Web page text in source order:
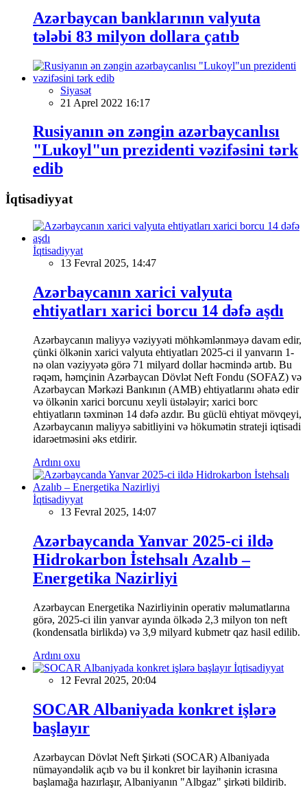
Azərbaycan banklarının valyuta
tələbi 83 milyon dollara çatıb
Siyasət
21 Aprel 2022 16:17
Rusiyanın ən zəngin azərbaycanlısı
"Lukoyl"un prezidenti vəzifəsini tərk
edib
İqtisadiyyat
İqtisadiyyat
13 Fevral 2025, 14:47
Azərbaycanın xarici valyuta
ehtiyatları xarici borcu 14 dəfə aşdı
Azərbaycanın maliyyə vəziyyəti möhkəmlənməyə davam edir,
çünki ölkənin xarici valyuta ehtiyatları 2025-ci il yanvarın 1-
nə olan vəziyyətə görə 71 milyard dollar həcmində artıb. Bu
rəqəm, həmçinin Azərbaycan Dövlət Neft Fondu (SOFAZ) və
Azərbaycan Mərkəzi Bankının (AMB) ehtiyatlarını əhatə edir
və ölkənin xarici borcunu xeyli üstələyir; xarici borc
ehtiyatların təxminən 14 dəfə azdır. Bu güclü ehtiyat mövqeyi,
Azərbaycanın maliyyə sabitliyini və hökumətin strateji iqtisadi
idarəetməsini əks etdirir.
Ardını oxu
İqtisadiyyat
13 Fevral 2025, 14:07
Azərbaycanda Yanvar 2025-ci ildə
Hidrokarbon İstehsalı Azalıb –
Energetika Nazirliyi
Azərbaycan Energetika Nazirliyinin operativ məlumatlarına
görə, 2025-ci ilin yanvar ayında ölkədə 2,3 milyon ton neft
(kondensatla birlikdə) və 3,9 milyard kubmetr qaz hasil edilib.
Ardını oxu
İqtisadiyyat
12 Fevral 2025, 20:04
SOCAR Albaniyada konkret işlərə
başlayır
Azərbaycan Dövlət Neft Şirkəti (SOCAR) Albaniyada
nümayəndəlik açıb və bu il konkret bir layihənin icrasına
başlamağa hazırlaşır, Albaniyanın "Albgaz" şirkəti bildirib.